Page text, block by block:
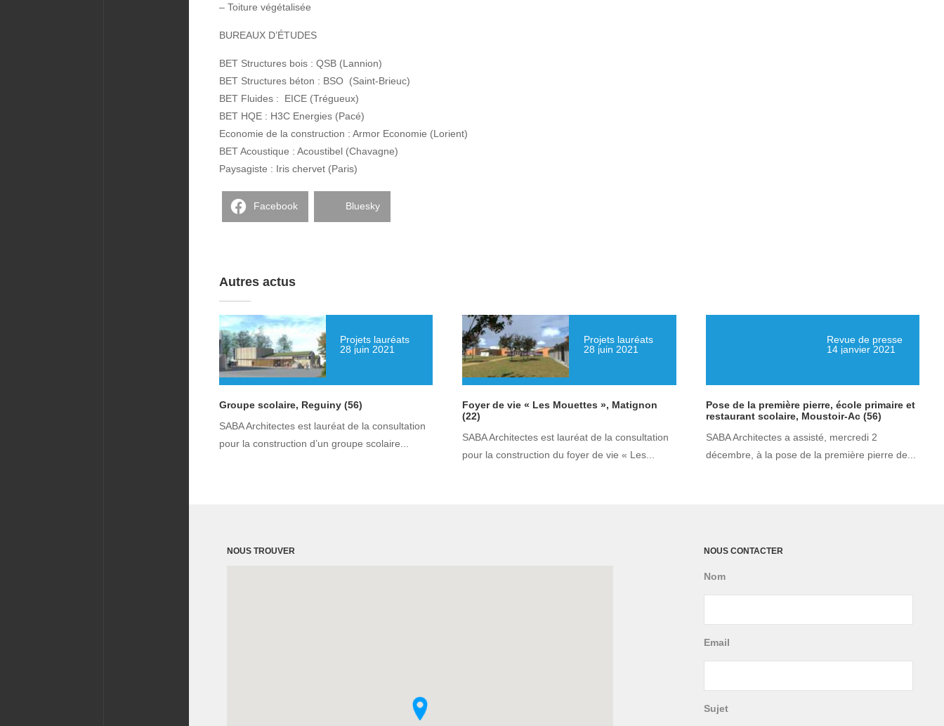
– Toiture végétalisée
BUREAUX D’ÉTUDES
BET Structures bois : QSB (Lannion)
BET Structures béton : BSO (Saint-Brieuc)
BET Fluides : EICE (Trégueux)
BET HQE : H3C Energies (Pacé)
Economie de la construction : Armor Economie (Lorient)
BET Acoustique : Acoustibel (Chavagne)
Paysagiste : Iris chervet (Paris)
Facebook Bluesky
Autres actus
Projets lauréats
28 juin 2021
Groupe scolaire, Reguiny (56)
SABA Architectes est lauréat de la consultation
pour la construction d’un groupe scolaire...
Projets lauréats
28 juin 2021
Foyer de vie « Les Mouettes », Matignon
(22)
SABA Architectes est lauréat de la consultation
pour la construction du foyer de vie « Les...
Revue de presse
14 janvier 2021
Pose de la première pierre, école primaire et
restaurant scolaire, Moustoir-Ac (56)
SABA Architectes a assisté, mercredi 2
décembre, à la pose de la première pierre de...
NOUS TROUVER NOUS CONTACTER
Nom
Email
Sujet